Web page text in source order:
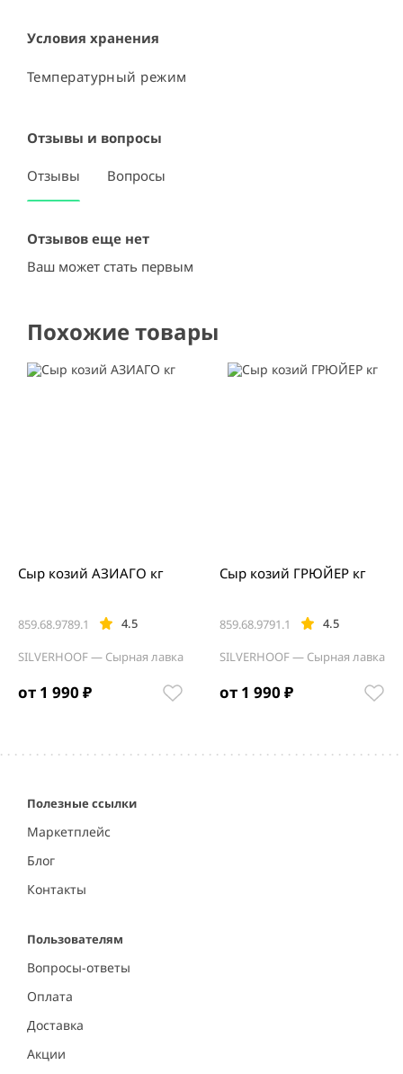
Условия хранения
Температурный режим
Отзывы и вопросы
Отзывы Вопросы
Отзывов еще нет
Ваш может стать первым
Похожие товары
от 1 990 ₽
859.68.9789.1 4.5
Сыр козий АЗИАГО кг
SILVERHOOF — Сырная лавка
от 1 990 ₽
859.68.9791.1 4.5
Сыр козий ГРЮЙЕР кг
SILVERHOOF — Сырная лавка
5
Полезные ссылки
Маркетплейс
Блог
Контакты
Пользователям
Вопросы-ответы
Оплата
Доставка
Акции